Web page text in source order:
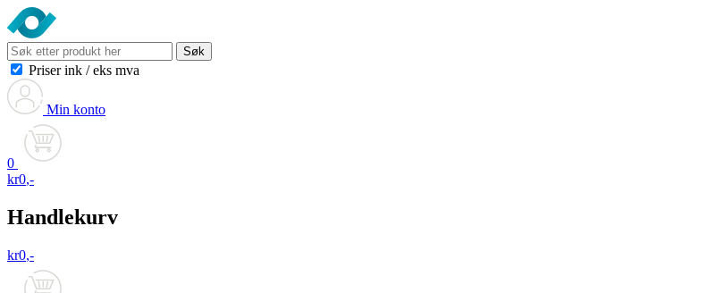
Søk
Priser ink / eks mva
Min konto
0
kr0,-
Handlekurv
kr0,-